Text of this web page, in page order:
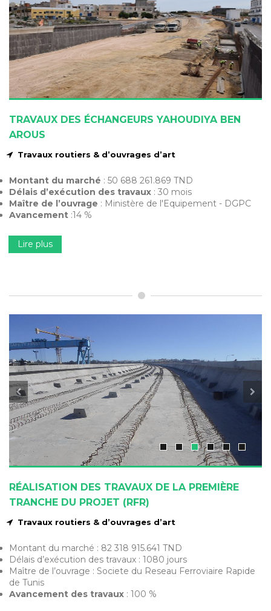
TRAVAUX DES ÉCHANGEURS YAHOUDIYA BEN
AROUS
Travaux routiers & d’ouvrages d’art
Montant du marché : 50 688 261.869 TND
Délais d’exécution des travaux : 30 mois
Maître de l’ouvrage : Ministère de l'Equipement - DGPC
Avancement :14 %
Lire plus
RÉALISATION DES TRAVAUX DE LA PREMIÈRE
TRANCHE DU PROJET (RFR)
Travaux routiers & d’ouvrages d’art
Montant du marché : 82 318 915.641 TND
Délais d’exécution des travaux : 1080 jours
Maître de l’ouvrage : Societe du Reseau Ferroviaire Rapide
de Tunis
Avancement des travaux : 100 %